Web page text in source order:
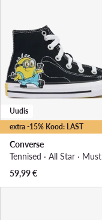
extra -15% Kood: LAST
Uudis
Converse
Tennised · All Star · Must
59,99€